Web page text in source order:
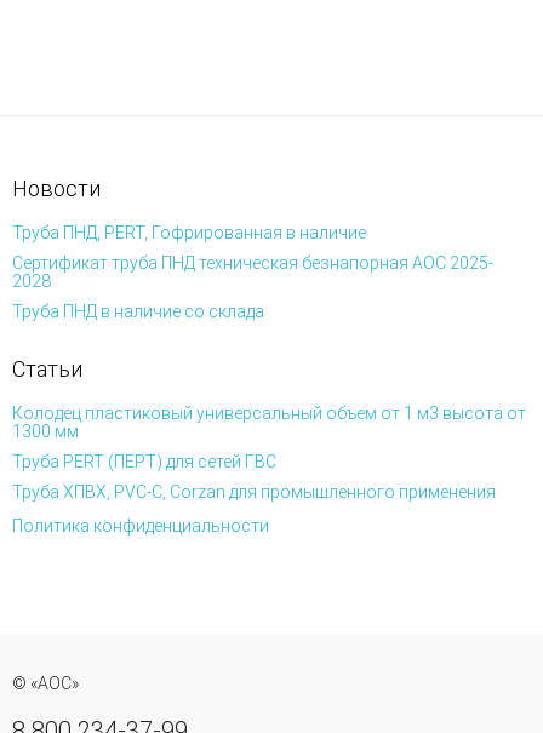
Новости
Труба ПНД, PERT, Гофрированная в наличие
Сертификат труба ПНД техническая безнапорная АОС 2025-
2028
Труба ПНД в наличие со склада
Статьи
Колодец пластиковый универсальный объем от 1 м3 высота от
1300 мм
Труба PERT (ПЕРТ) для сетей ГВС
Труба ХПВХ, PVC-C, Corzan для промышленного применения
Политика конфиденциальности
© «АОС»